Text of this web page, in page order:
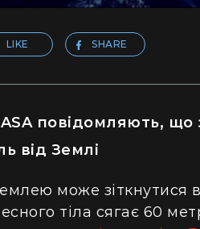
LIKE SHARE
повідомляють, що
від Землі
може з
тіла сягає 60